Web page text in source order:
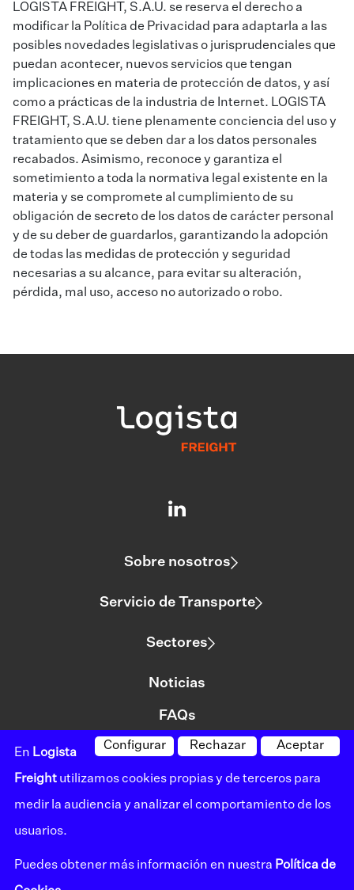
LOGISTA FREIGHT, S.A.U. se reserva el derecho a
modificar la Política de Privacidad para adaptarla a las
posibles novedades legislativas o jurisprudenciales que
puedan acontecer, nuevos servicios que tengan
implicaciones en materia de protección de datos, y así
como a prácticas de la industria de Internet. LOGISTA
FREIGHT, S.A.U. tiene plenamente conciencia del uso y
tratamiento que se deben dar a los datos personales
recabados. Asimismo, reconoce y garantiza el
sometimiento a toda la normativa legal existente en la
materia y se compromete al cumplimiento de su
obligación de secreto de los datos de carácter personal
y de su deber de guardarlos, garantizando la adopción
de todas las medidas de protección y seguridad
necesarias a su alcance, para evitar su alteración,
pérdida, mal uso, acceso no autorizado o robo.
Sobre nosotros
Servicio de Transporte
Sectores
Noticias
FAQs
Contacto
©logista Todos los derechos reservados
Política de privacidad
Aceptar
Rechazar
Configurar
En Logista
Freight utilizamos cookies propias y de terceros para
medir la audiencia y analizar el comportamiento de los
usuarios.
Puedes obtener más información en nuestra Política de